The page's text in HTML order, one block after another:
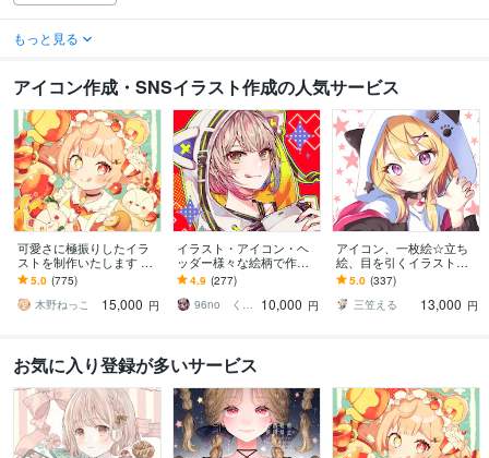
もっと見る
アイコン作成・SNSイラスト作成の人気サービス
可愛さに極振りしたイラ
ストを制作いたします ★
商用利用＆二次利用込
み！ミニキャラは小物２
点まで無料！★
5.0 (775)
木野ねっこ
15,000 円
イラスト・アイコン・ヘ
ッダー様々な絵柄で作成
します 商用可！似顔絵・
ブログ・インスタ・動画
配信サムネ等用途様々！
4.9 (277)
96no くろの
10,000 円
アイコン、一枚絵☆立ち
絵、目を引くイラスト描
きます イリアム、サム
ネ、live2D、YouTube、歌
ってみたも
5.0 (337)
三笠える
13,000 円
お気に入り登録が多いサービス